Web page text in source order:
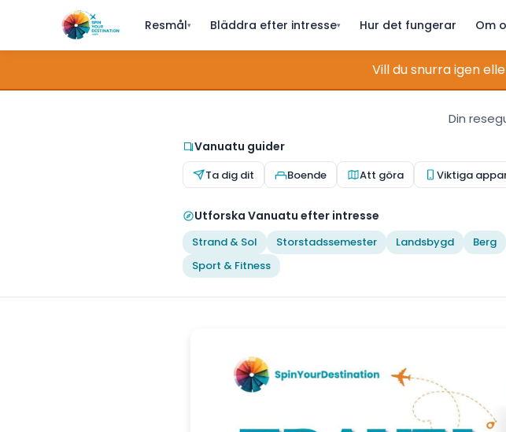
Resmål▾ Bläddra efter intresse▾ Hur det fungerar Om
Vill du snurra igen
Din
Vanuatu guider
Ta dig dit Boende Att göra Viktiga
Utforska Vanuatu efter intresse
Strand & Sol Storstadssemester Landsbygd Berg
Sport & Fitness